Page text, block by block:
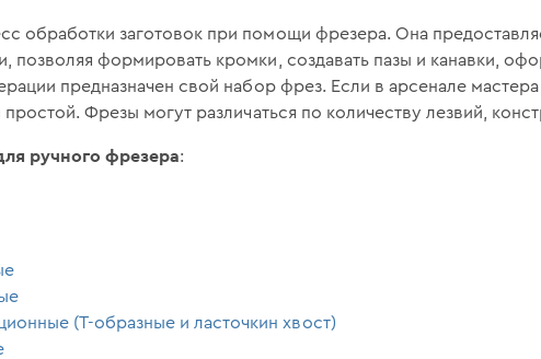
обработки заготовок при помощи фрезера. Она
позволяя формировать кромки, создавать пазы и канавки,
предназначен свой набор фрез. Если в арсенале
Фрезы могут различаться по количеству лезвий,
ручного фрезера:
(Т-образные и ласточкин хвост)